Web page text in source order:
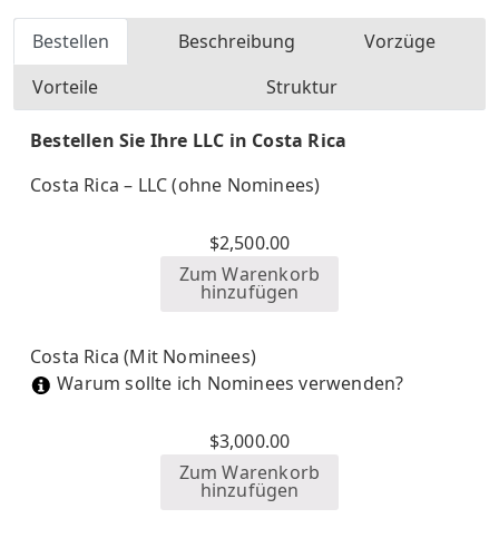
Bestellen Beschreibung
Vorzüge
Vorteile
Struktur
Bestellen Sie Ihre LLC in Costa Rica
Costa Rica – LLC (ohne Nominees)
$2,500.00
Zum Warenkorb
hinzufügen
Costa Rica (Mit Nominees)
Warum sollte ich Nominees verwenden?
$3,000.00
Zum Warenkorb
hinzufügen